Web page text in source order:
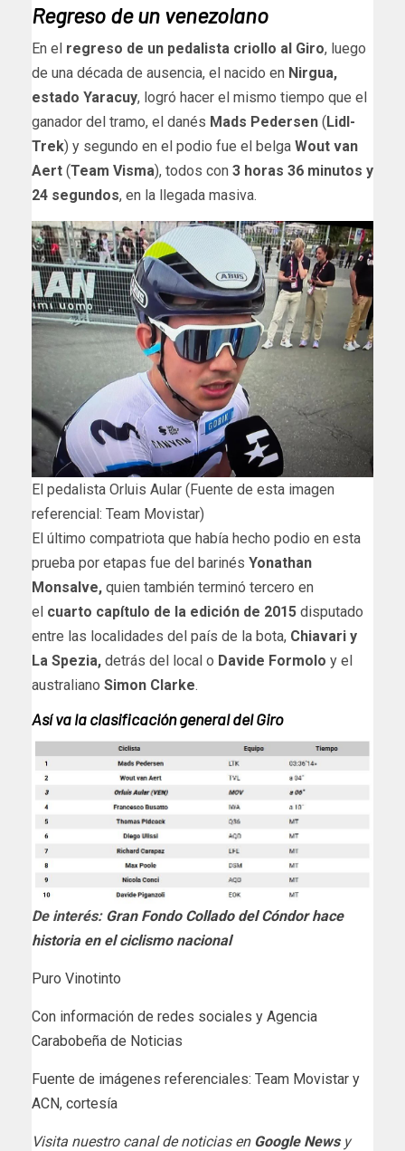
Regreso de un venezolano
En el regreso de un pedalista criollo al Giro, luego
de una década de ausencia, el nacido en Nirgua,
estado Yaracuy, logró hacer el mismo tiempo que el
ganador del tramo, el danés Mads Pedersen (Lidl-
Trek) y segundo en el podio fue el belga Wout van
Aert (Team Visma), todos con 3 horas 36 minutos y
24 segundos, en la llegada masiva.
El pedalista Orluis Aular (Fuente de esta imagen
referencial: Team Movistar)
El último compatriota que había hecho podio en esta
prueba por etapas fue del barinés Yonathan
Monsalve, quien también terminó tercero en
el cuarto capítulo de la edición de 2015 disputado
entre las localidades del país de la bota, Chiavari y
La Spezia, detrás del local o Davide Formolo y el
australiano Simon Clarke.
Así va la clasificación general del Giro
De interés: Gran Fondo Collado del Cóndor hace
historia en el ciclismo nacional
Puro Vinotinto
Con información de redes sociales y Agencia
Carabobeña de Noticias
Fuente de imágenes referenciales: Team Movistar y
ACN, cortesía
Visita nuestro canal de noticias en Google Newsy